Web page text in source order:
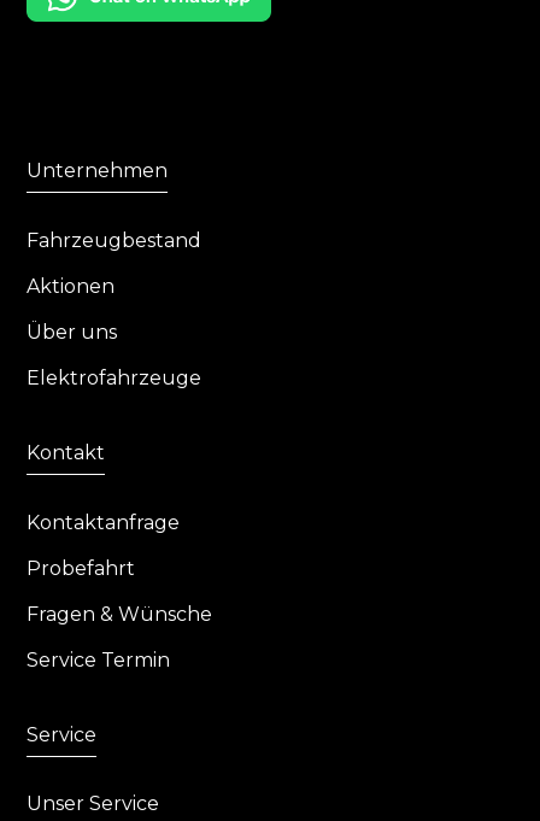
Unternehmen
Fahrzeugbestand
Aktionen
Über uns
Elektrofahrzeuge
Kontakt
Kontaktanfrage
Probefahrt
Fragen & Wünsche
Service Termin
Service
Unser Service